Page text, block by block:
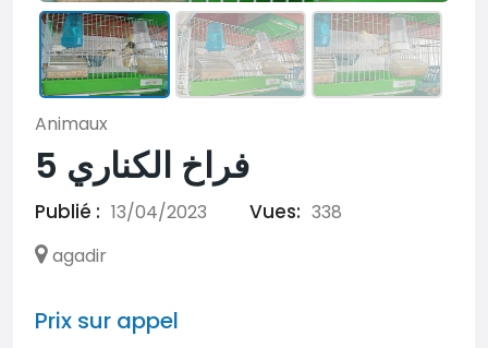
Animaux
5 فراخ الكناري
Publié : 13/04/2023 Vues: 338
agadir
Prix ​​sur appel